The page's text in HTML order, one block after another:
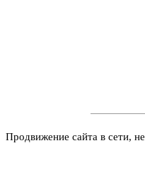
Продвижение сайта в сети,